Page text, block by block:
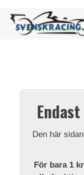
Den här
För bara 1